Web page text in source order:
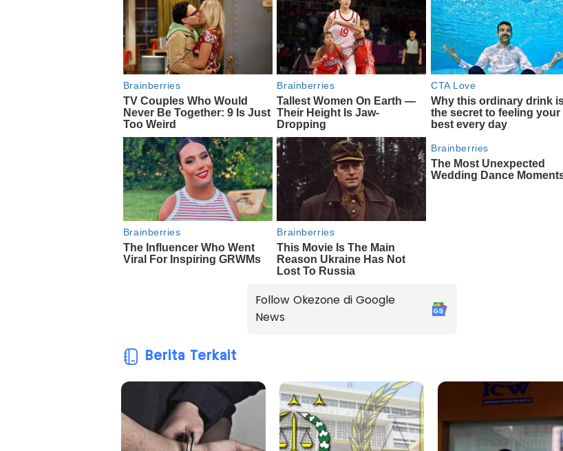
Follow Okezone di Google
News
Berita Terkait